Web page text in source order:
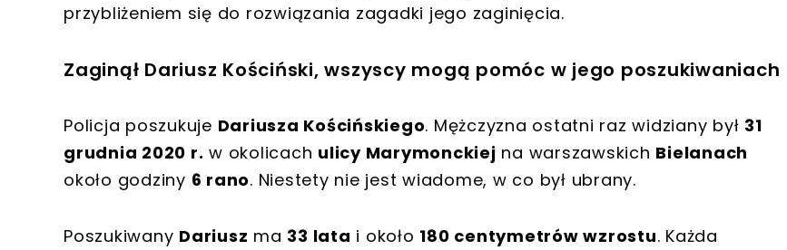
przybliżeniem się do rozwiązania zagadki jego zaginięcia.
Zaginął Dariusz Kościński, wszyscy mogą pomóc w jego poszukiwaniach
Policja poszukuje Dariusza Kościńskiego. Mężczyzna ostatni raz widziany był 31
grudnia 2020 r. w okolicach ulicy Marymonckiej na warszawskich Bielanach
około godziny 6 rano. Niestety nie jest wiadome, w co był ubrany.
Poszukiwany Dariusz ma 33 lata i około 180 centymetrów wzrostu. Każda